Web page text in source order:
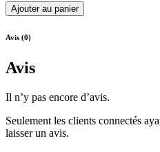
quantité
de
Jade
Ajouter au panier
Avis (0)
Avis
Il n’y pas encore d’avis.
Seulement les clients connectés
laisser un avis.